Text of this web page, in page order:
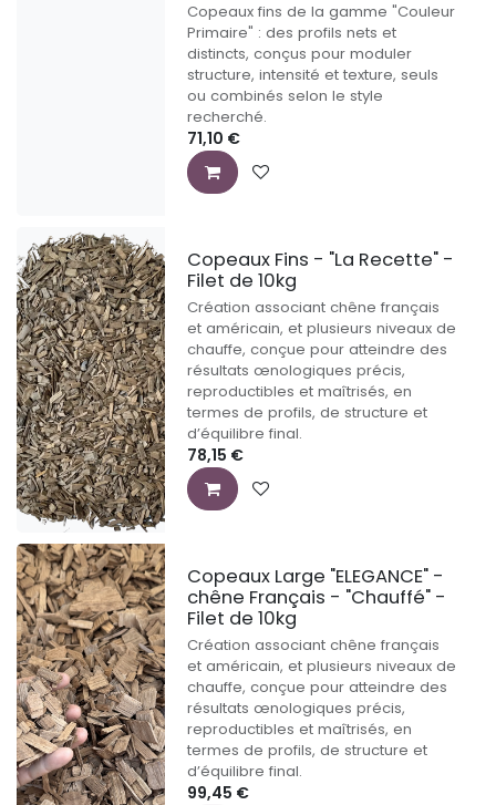
Copeaux fins de la gamme "Couleur
Primaire" : des profils nets et
distincts, conçus pour moduler
structure, intensité et texture, seuls
ou combinés selon le style
recherché.
71,10 €
Copeaux Fins - "La Recette" -
Filet de 10kg
Création associant chêne français
et américain, et plusieurs niveaux de
chauffe, conçue pour atteindre des
résultats œnologiques précis,
reproductibles et maîtrisés, en
termes de profils, de structure et
d’équilibre final.
78,15 €
Copeaux Large "ELEGANCE" -
chêne Français - "Chauffé" -
Filet de 10kg
Création associant chêne français
et américain, et plusieurs niveaux de
chauffe, conçue pour atteindre des
résultats œnologiques précis,
reproductibles et maîtrisés, en
termes de profils, de structure et
d’équilibre final.
99,45 €